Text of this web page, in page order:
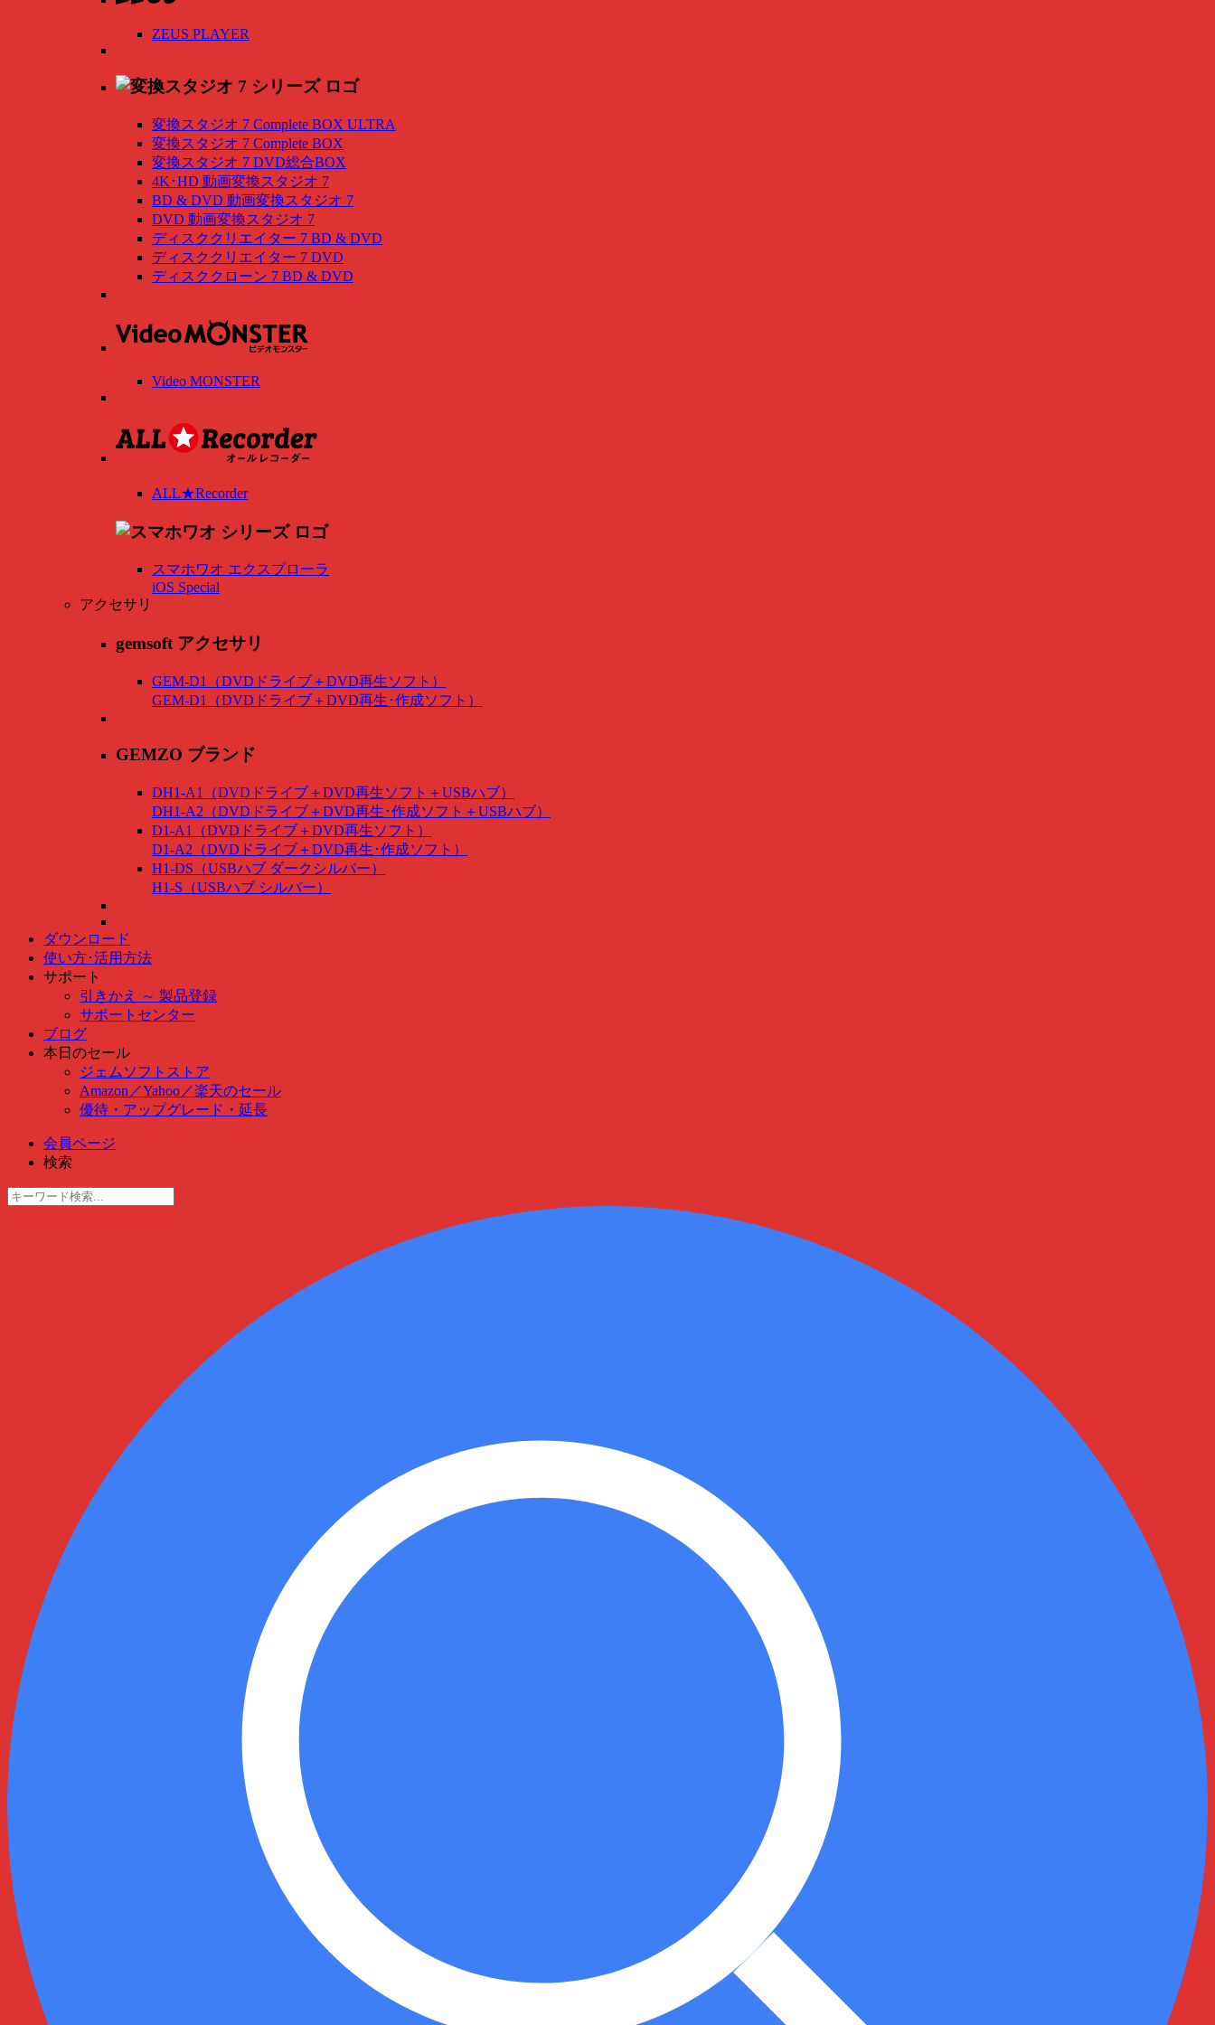
ZEUS PLAYER
変換スタジオ 7 Complete BOX ULTRA
変換スタジオ 7 Complete BOX
変換スタジオ 7 DVD総合BOX
4K･HD 動画変換スタジオ 7
BD & DVD 動画変換スタジオ 7
DVD 動画変換スタジオ 7
ディスククリエイター 7 BD & DVD
ディスククリエイター 7 DVD
ディスククローン 7 BD & DVD
Video MONSTER
ALL★Recorder
スマホワオ エクスプローラ
iOS Special
アクセサリ
gemsoft アクセサリ
GEM-D1（DVDドライブ＋DVD再生ソフト）
GEM-D1（DVDドライブ＋DVD再生･作成ソフト）
GEMZO ブランド
DH1-A1（DVDドライブ＋DVD再生ソフト＋USBハブ）
DH1-A2（DVDドライブ＋DVD再生･作成ソフト＋USBハブ）
D1-A1（DVDドライブ＋DVD再生ソフト）
D1-A2（DVDドライブ＋DVD再生･作成ソフト）
H1-DS（USBハブ ダークシルバー）
H1-S（USBハブ シルバー）
ダウンロード
使い方･活用方法
サポート
引きかえ ～ 製品登録
サポートセンター
ブログ
本日のセール
ジェムソフトストア
Amazon ／Yahoo ／楽天のセール
優待・アップグレード・延長
会員ページ
検索